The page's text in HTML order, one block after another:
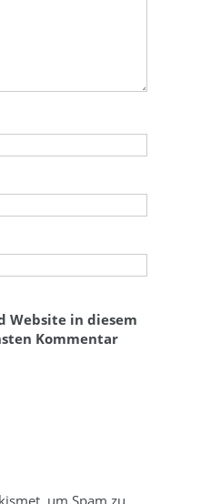
Website in diesem
Kommentar
um Spam zu